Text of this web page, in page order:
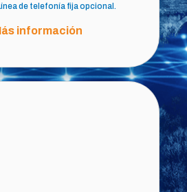
de telefonía fija opcional.
información